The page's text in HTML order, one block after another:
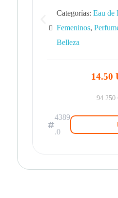
Categorías: Eau de
Femeninos,
Belleza
14.50
94.250
4389
.0